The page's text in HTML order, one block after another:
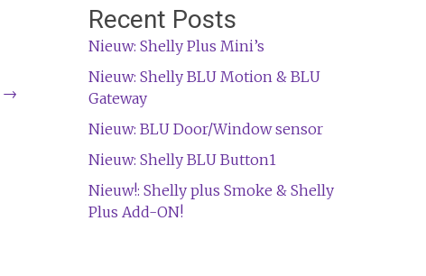
→
Recent Posts
Nieuw: Shelly Plus Mini’s
Nieuw: Shelly BLU Motion & BLU
Gateway
Nieuw: BLU Door/Window sensor
Nieuw: Shelly BLU Button1
Nieuw!: Shelly plus Smoke & Shelly
Plus Add-ON!